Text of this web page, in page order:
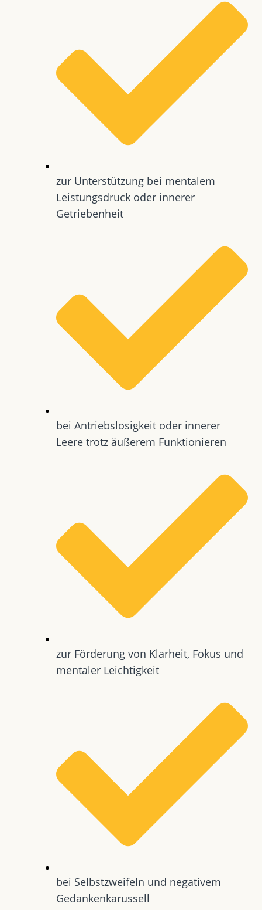
zur Unterstützung bei mentalem
Leistungsdruck oder innerer
Getriebenheit
bei Antriebslosigkeit oder innerer
Leere trotz äußerem Funktionieren
zur Förderung von Klarheit, Fokus und
mentaler Leichtigkeit
bei Selbstzweifeln und negativem
Gedankenkarussell